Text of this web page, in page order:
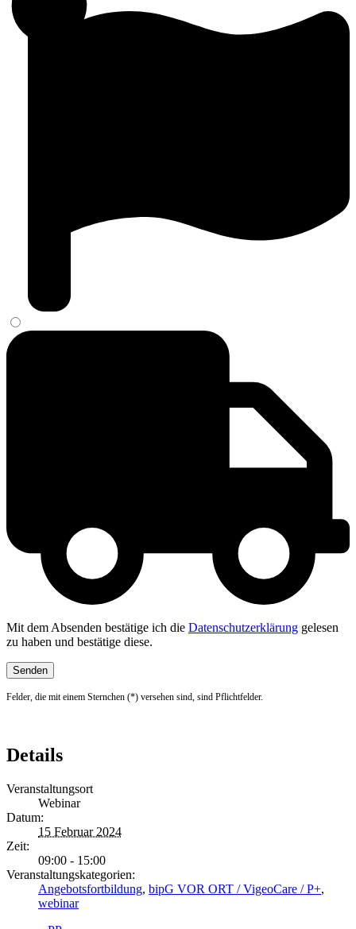
Mit dem Absenden bestätige ich die Datenschutzerklärung gelesen
zu haben und bestätige diese.
Felder, die mit einem Sternchen (*) versehen sind, sind Pflichtfelder.
Details
Veranstaltungsort
Webinar
Datum:
15 Februar 2024
Zeit:
09:00 - 15:00
Veranstaltungskategorien:
Angebotsfortbildung, bipG VOR ORT / VigeoCare / P+,
webinar